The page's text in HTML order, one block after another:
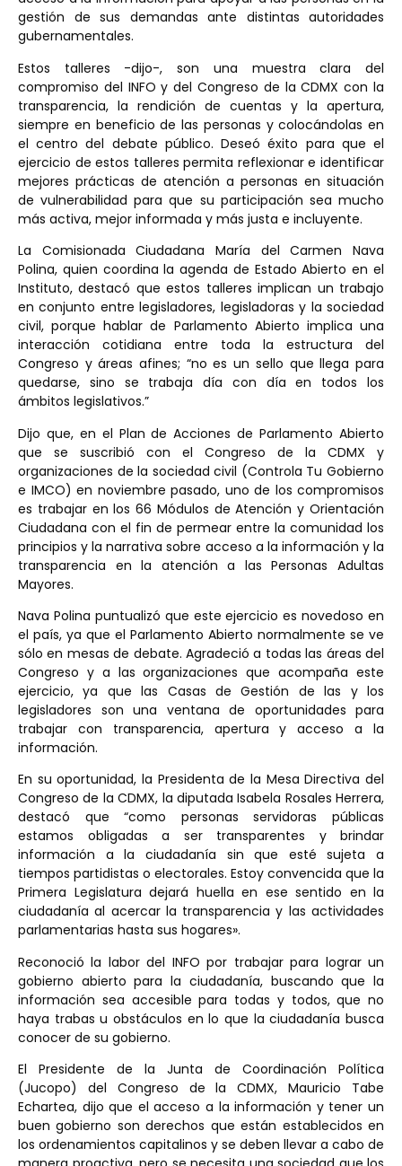
gestión de sus demandas ante distintas autoridades
gubernamentales.
Estos talleres -dijo-, son una muestra clara del
compromiso del INFO y del Congreso de la CDMX con la
transparencia, la rendición de cuentas y la apertura,
siempre en beneficio de las personas y colocándolas en
el centro del debate público. Deseó éxito para que el
ejercicio de estos talleres permita reflexionar e identificar
mejores prácticas de atención a personas en situación
de vulnerabilidad para que su participación sea mucho
más activa, mejor informada y más justa e incluyente.
La Comisionada Ciudadana María del Carmen Nava
Polina, quien coordina la agenda de Estado Abierto en el
Instituto, destacó que estos talleres implican un trabajo
en conjunto entre legisladores, legisladoras y la sociedad
civil, porque hablar de Parlamento Abierto implica una
interacción cotidiana entre toda la estructura del
Congreso y áreas afines; “no es un sello que llega para
quedarse, sino se trabaja día con día en todos los
ámbitos legislativos.”
Dijo que, en el Plan de Acciones de Parlamento Abierto
que se suscribió con el Congreso de la CDMX y
organizaciones de la sociedad civil (Controla Tu Gobierno
e IMCO) en noviembre pasado, uno de los compromisos
es trabajar en los 66 Módulos de Atención y Orientación
Ciudadana con el fin de permear entre la comunidad los
principios y la narrativa sobre acceso a la información y la
transparencia en la atención a las Personas Adultas
Mayores.
Nava Polina puntualizó que este ejercicio es novedoso en
el país, ya que el Parlamento Abierto normalmente se ve
sólo en mesas de debate. Agradeció a todas las áreas del
Congreso y a las organizaciones que acompaña este
ejercicio, ya que las Casas de Gestión de las y los
legisladores son una ventana de oportunidades para
trabajar con transparencia, apertura y acceso a la
información.
En su oportunidad, la Presidenta de la Mesa Directiva del
Congreso de la CDMX, la diputada Isabela Rosales Herrera,
destacó que “como personas servidoras públicas
estamos obligadas a ser transparentes y brindar
información a la ciudadanía sin que esté sujeta a
tiempos partidistas o electorales. Estoy convencida que la
Primera Legislatura dejará huella en ese sentido en la
ciudadanía al acercar la transparencia y las actividades
parlamentarias hasta sus hogares».
Reconoció la labor del INFO por trabajar para lograr un
gobierno abierto para la ciudadanía, buscando que la
información sea accesible para todas y todos, que no
haya trabas u obstáculos en lo que la ciudadanía busca
conocer de su gobierno.
El Presidente de la Junta de Coordinación Política
(Jucopo) del Congreso de la CDMX, Mauricio Tabe
Echartea, dijo que el acceso a la información y tener un
buen gobierno son derechos que están establecidos en
los ordenamientos capitalinos y se deben llevar a cabo de